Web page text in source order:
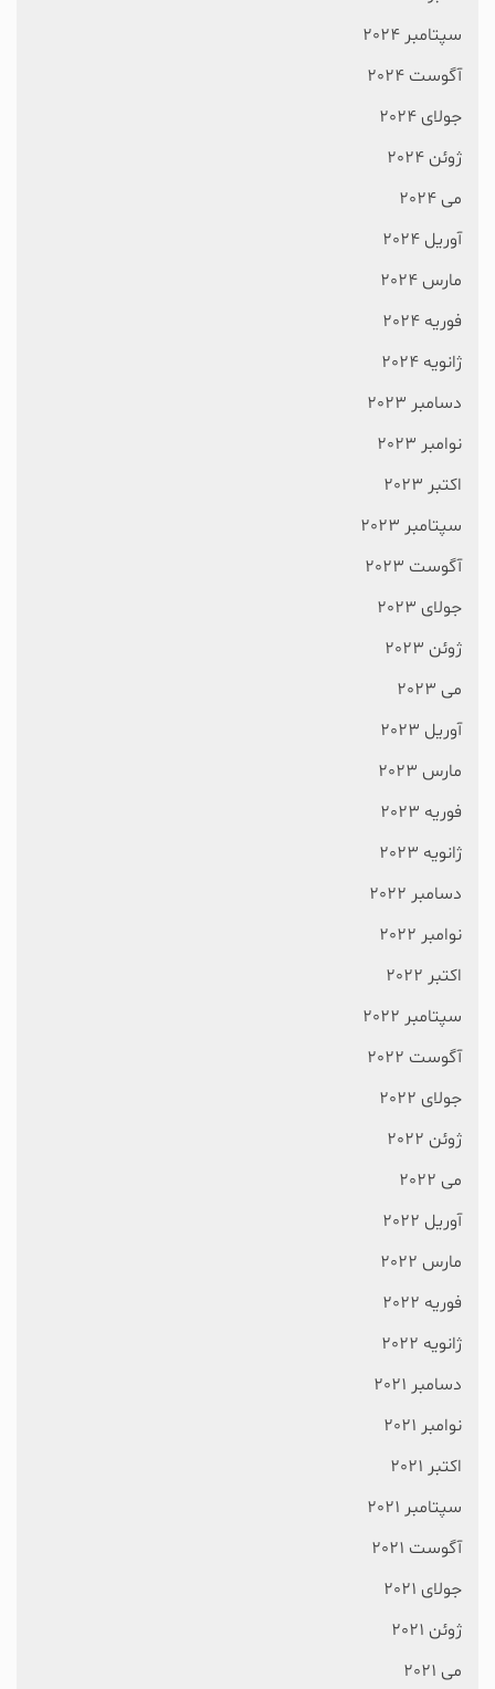
سپتامبر 2024
آگوست 2024
جولای 2024
ژوئن 2024
می 2024
آوریل 2024
مارس 2024
فوریه 2024
ژانویه 2024
دسامبر 2023
نوامبر 2023
اکتبر 2023
سپتامبر 2023
آگوست 2023
جولای 2023
ژوئن 2023
می 2023
آوریل 2023
مارس 2023
فوریه 2023
ژانویه 2023
دسامبر 2022
نوامبر 2022
اکتبر 2022
سپتامبر 2022
آگوست 2022
جولای 2022
ژوئن 2022
می 2022
آوریل 2022
مارس 2022
فوریه 2022
ژانویه 2022
دسامبر 2021
نوامبر 2021
اکتبر 2021
سپتامبر 2021
آگوست 2021
جولای 2021
ژوئن 2021
می 2021